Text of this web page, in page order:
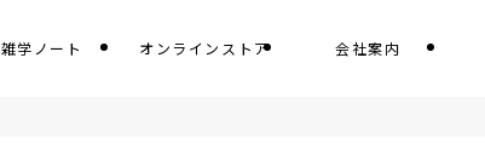
雑学ノート オンラインストア 会社案内